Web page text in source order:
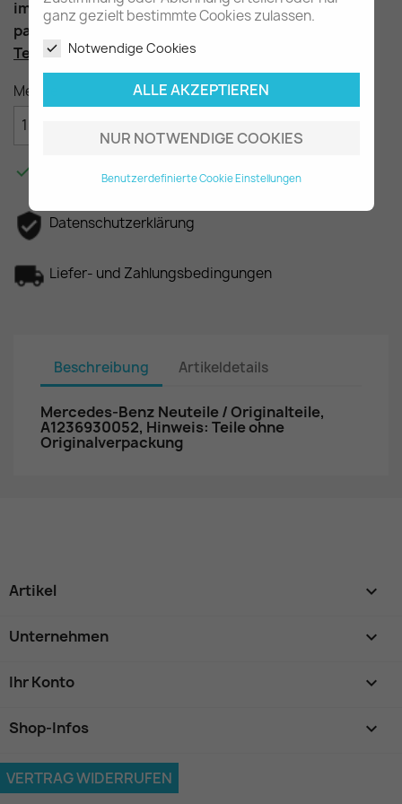
ganz gezielt bestimmte Cookies zulassen.
Notwendige Cookies
ALLE AKZEPTIEREN
NUR NOTWENDIGE COOKIES
Benutzerdefinierte Cookie Einstellungen
im Kofferraum
passend für die Baureihen W116 & W126
Teilenummer: A1236930052
Menge
 Am Lager - In 2-3 Tagen bei Ihnen.
Datenschutzerklärung
Liefer- und Zahlungsbedingungen
Beschreibung Artikeldetails
Mercedes-Benz Neuteile / Originalteile,
A1236930052, Hinweis: Teile ohne
Originalverpackung
Artikel 
Unternehmen 
Ihr Konto 
Shop-Infos keyboard_arrow_down
VERTRAG WIDERRUFEN